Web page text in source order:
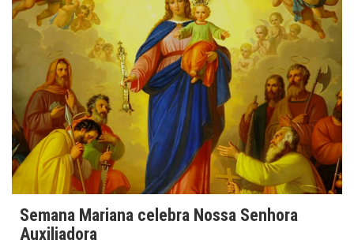
Semana Mariana celebra Nossa Senhora
Auxiliadora